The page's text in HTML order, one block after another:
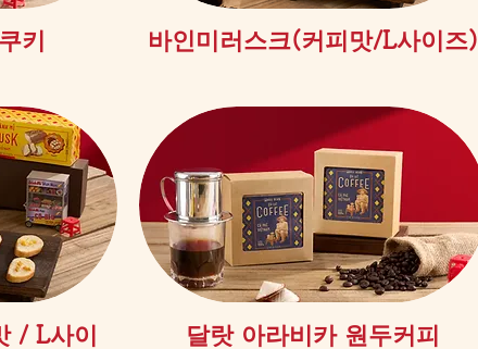
키 제품보기
바인미러스크(커피맛/L사이즈)
/ L사이
제품보기
달랏 아라비카 원두커피